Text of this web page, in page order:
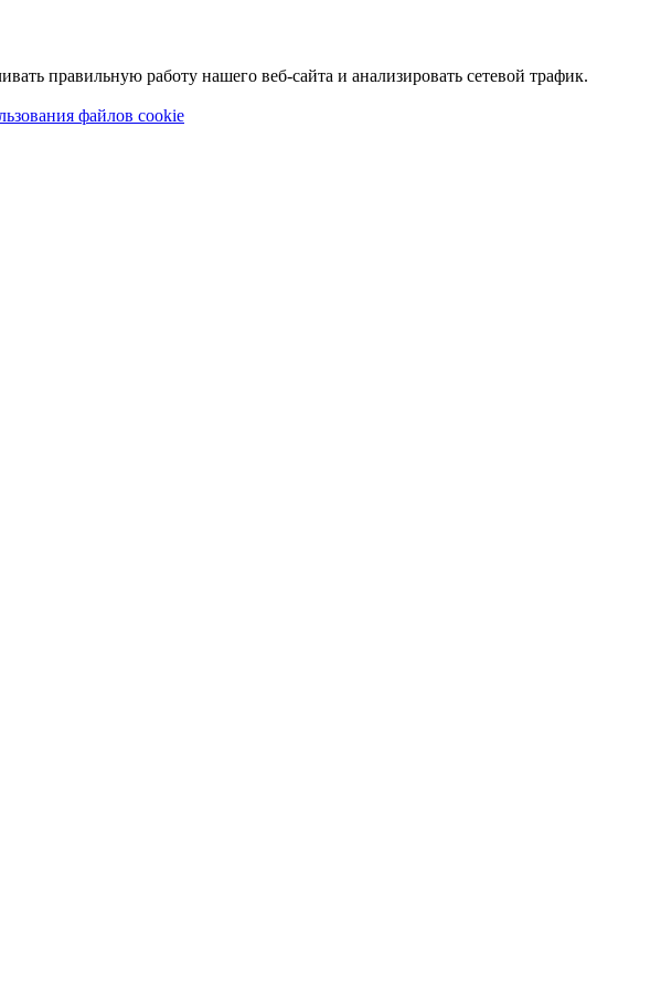
правильную работу нашего веб-сайта и анализировать сетевой трафик.
файлов cookie